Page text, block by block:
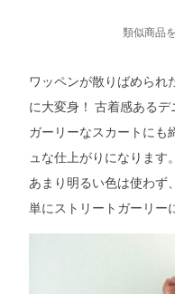
類似商品
ワッペンが散りばめられ
に大変身！ 古着感あるデ
ガーリーなスカートにも
ュな仕上がりになります。
あまり明るい色は使わず
単にストリートガーリ